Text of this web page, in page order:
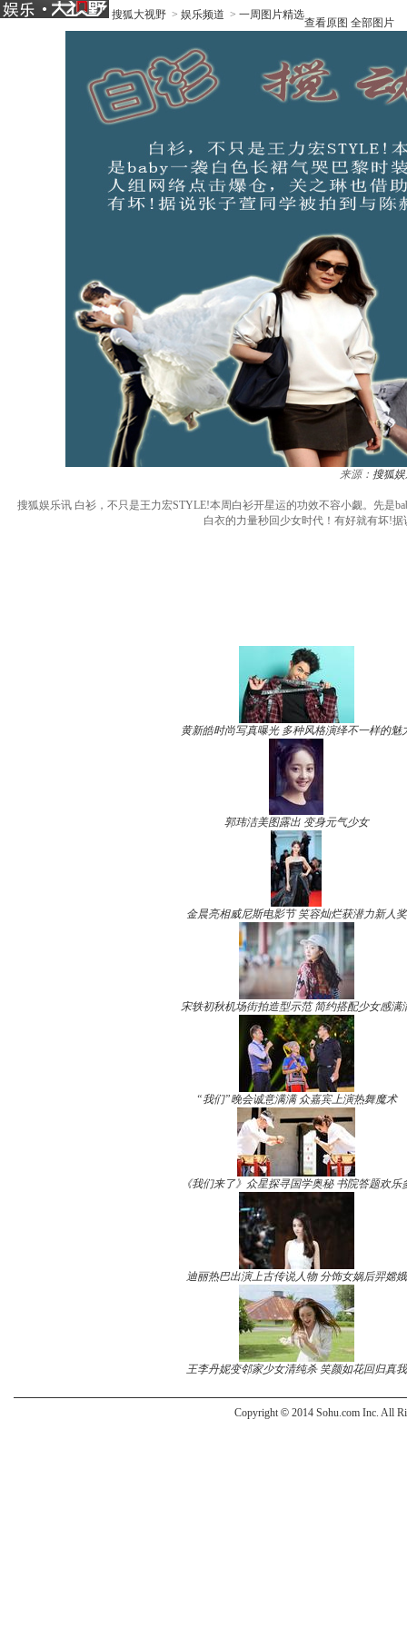
搜狐大视野 > 娱乐频道 > 一周图片精选
查看原图 全部图片
来源： 搜狐娱
搜狐娱乐讯 白衫，不只是王力宏STYLE!本周白衫开星运的功效不容小觑。先是
白衣的力量秒回少女时代！有好就有坏!
黄新皓时尚写真曝光 多种风格演绎不一样的魅
郭玮洁美图露出 变身元气少女
金晨亮相威尼斯电影节 笑容灿烂获潜力新人奖
宋轶初秋机场街拍造型示范 简约搭配少女感满
“我们”晚会诚意满满 众嘉宾上演热舞魔术
《我们来了》众星探寻国学奥秘 书院答题欢乐
迪丽热巴出演上古传说人物 分饰女娲后羿嫦娥
王李丹妮变邻家少女清纯杀 笑颜如花回归真我
Copyright © 2014 Sohu.com Inc. All